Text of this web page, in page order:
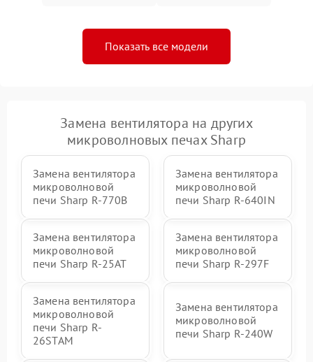
Показать все модели
Замена вентилятора на других
микроволновых печах Sharp
Замена вентилятора
микроволновой
печи Sharp R-770B
Замена вентилятора
микроволновой
печи Sharp R-640IN
Замена вентилятора
микроволновой
печи Sharp R-25AT
Замена вентилятора
микроволновой
печи Sharp R-297F
Замена вентилятора
микроволновой
печи Sharp R-
26STAM
Замена вентилятора
микроволновой
печи Sharp R-240W